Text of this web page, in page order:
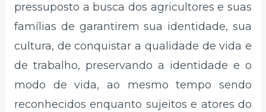
pressuposto a busca dos agricultores e suas
famílias de garantirem sua identidade, sua
cultura, de conquistar a qualidade de vida e
de trabalho, preservando a identidade e o
modo de vida, ao mesmo tempo sendo
reconhecidos enquanto sujeitos e atores do